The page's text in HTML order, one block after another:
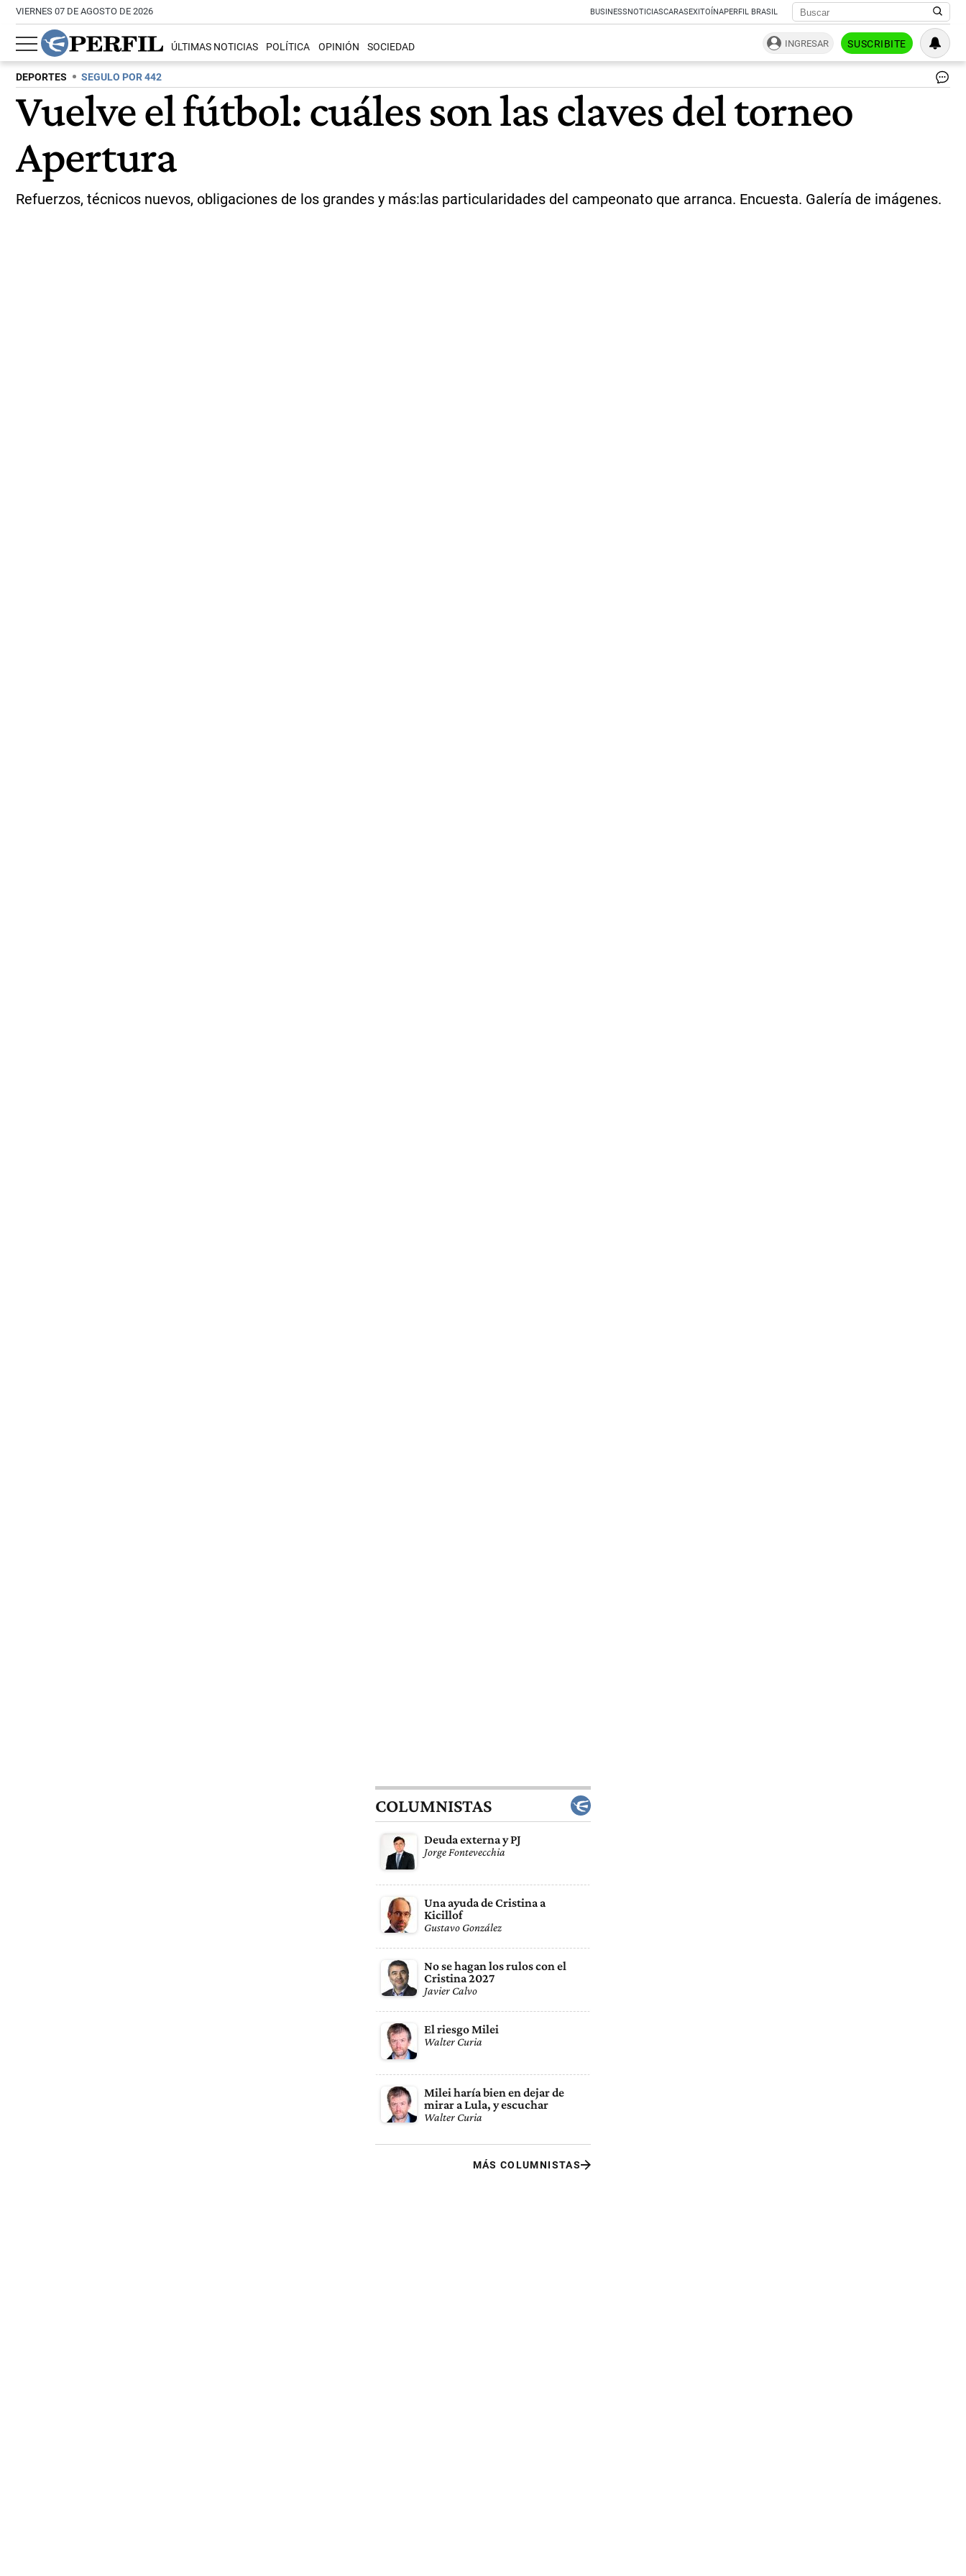
VIERNES 07 DE AGOSTO DE 2026 BUSINESSNOTICIASCARASEXITOÍNAPERFIL BRASIL
ÚLTIMAS NOTICIAS POLÍTICA OPINIÓN SOCIEDAD INGRESAR SUSCRIBITE
DEPORTES SEGULO POR 442
Vuelve el fútbol: cuáles son las claves del torneo
Apertura
Refuerzos, técnicos nuevos, obligaciones de los grandes y más:las particularidades del campeonato que arranca. Encuesta. Galería de imágenes.
COLUMNISTAS
Deuda externa y PJ
Jorge Fontevecchia
Una ayuda de Cristina a
Kicillof
Gustavo González
No se hagan los rulos con el
Cristina 2027
Javier Calvo
El riesgo Milei
Walter Curia
Milei haría bien en dejar de
mirar a Lula, y escuchar
Walter Curia
MÁS COLUMNISTAS